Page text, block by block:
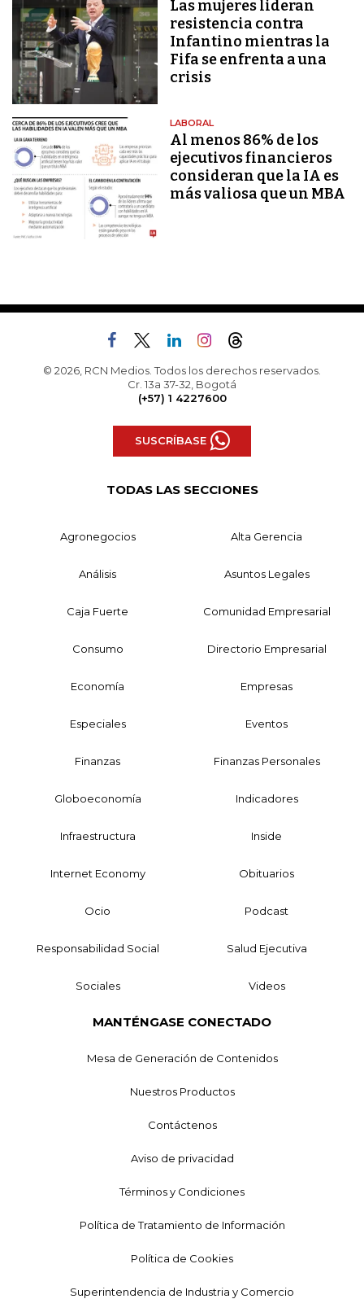
Las mujeres lideran
resistencia contra
Infantino mientras la
Fifa se enfrenta a una
crisis
LABORAL
Al menos 86% de los
ejecutivos financieros
consideran que la IA es
más valiosa que un MBA
© 2026, RCN Medios. Todos los derechos reservados.
Cr. 13a 37-32, Bogotá
(+57) 1 4227600
SUSCRÍBASE
TODAS LAS SECCIONES
Agronegocios Alta Gerencia
Análisis Asuntos Legales
Caja Fuerte Comunidad Empresarial
Consumo Directorio Empresarial
Economía Empresas
Especiales Eventos
Finanzas Finanzas Personales
Globoeconomía Indicadores
Infraestructura Inside
Internet Economy Obituarios
Ocio Podcast
Responsabilidad Social Salud Ejecutiva
Sociales Videos
MANTÉNGASE CONECTADO
Mesa de Generación de Contenidos
Nuestros Productos
Contáctenos
Aviso de privacidad
Términos y Condiciones
Política de Tratamiento de Información
Política de Cookies
Superintendencia de Industria y Comercio